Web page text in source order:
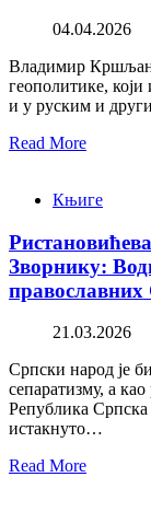
04.04.2026
Владимир
геополитике, који
и у руским и
Read More
Књиге
Зворнику:
православних
21.03.2026
Српски народ је
сепаратизму, а
Република
истакнуто…
Read More